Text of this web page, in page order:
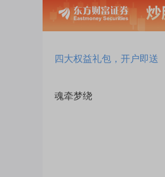
四大权益礼包，开户即送
魂牵梦绕